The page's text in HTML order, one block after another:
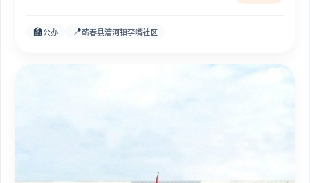
🏫公办 📍蕲春县漕河镇李嘴社区